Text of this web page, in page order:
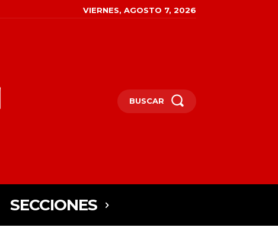
VIERNES, AGOSTO 7, 2026
BUSCAR
SECCIONES